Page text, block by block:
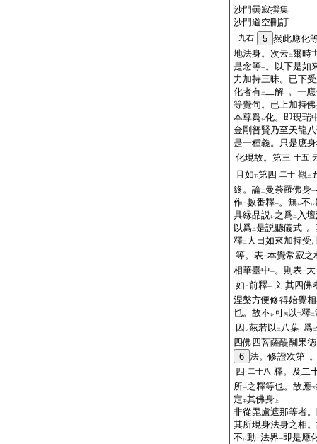
沙門曇寂撰集
沙門道空刪訂
九右 5 然此應化
地法身。次云 二爾時
是念等一。以下是如
力加持三昧。已下
化者有二二解一。一
等覺句。已上加持
本尊爲レ化。即現瑞
金剛普賢乃至天龍
是一種義。只是應
化現故。第三 十五
且如下第四 二十 觀二
終。論二 曼荼羅佛身一
作二數番釋一。無レ不 レ
具縁品説レ之爲二 入
以爲二是説聽儀式一
釋二 大日如來加持受
等。表二本覺常寂之
相華臺中一。則表二
如 二前釋一 文 其四佛
涅槃方便修得始覺相
也。故不 レ可丙 以下釋二
因 レ茲若以 二 八葉一爲二
四佛四菩薩醍醐果
6 法。修證次第一
四 二十八 釋。及二
所一之釋等也。故應下
定中其佛身 上
非從毘盧遮那等者
其所現身法身之相
不 レ動二法界一即是應